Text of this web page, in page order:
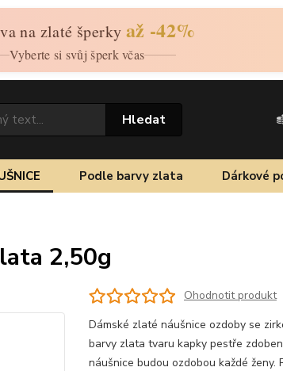
na zlaté šperky až -42%
Vyberte si svůj šperk včas
Hledat
Podle barvy zlata Dárkové
2,50g
Ohodnotit produkt
Dámské zlaté náušnice ozdoby se
barvy zlata tvaru kapky pestře
náušnice budou ozdobou každé ženy.